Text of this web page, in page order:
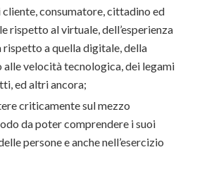
cliente, consumatore, cittadino ed
rispetto al virtuale, dell’esperienza
a quella digitale, della
velocità tecnologica, dei legami
ed altri ancora;
criticamente sul mezzo
da poter comprendere i suoi
persone e anche nell’esercizio